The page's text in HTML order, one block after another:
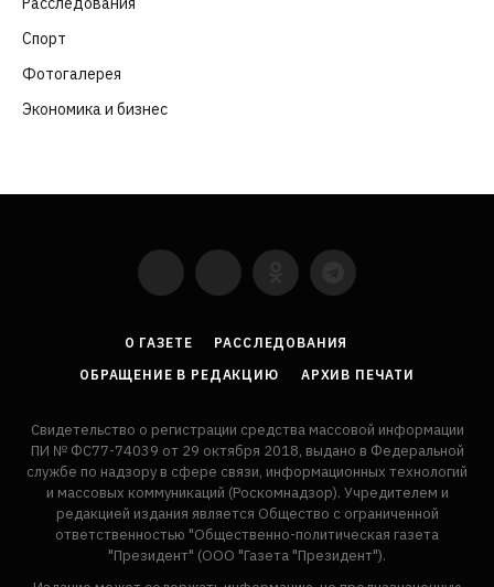
Спорт
Фотогалерея
Экономика и бизнес
YouTubeVKontakte
LinkedInFlickr
О ГАЗЕТЕ
РАССЛЕДОВАНИЯ
ОБРАЩЕНИЕ В РЕДАКЦИЮ
АРХИВ ПЕЧАТИ
Свидетельство о регистрации средства массовой информации
ПИ № ФС77-74039 от 29 октября 2018, выдано в Федеральной
службе по надзору в сфере связи, информационных технологий
и массовых коммуникаций (Роскомнадзор). Учредителем и
редакцией издания является Общество с ограниченной
ответственностью "Общественно-политическая газета
"Президент" (ООО "Газета "Президент").